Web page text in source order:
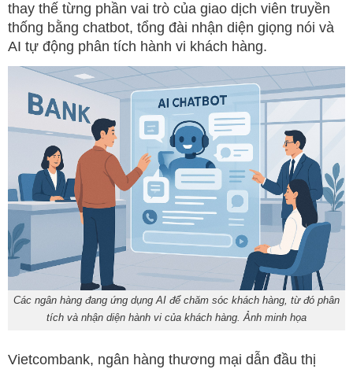
thay thế từng phần vai trò của giao dịch viên truyền
thống bằng chatbot, tổng đài nhận diện giọng nói và
AI tự động phân tích hành vi khách hàng.
Các ngân hàng đang ứng dụng AI để chăm sóc khách hàng, từ đó phân
tích và nhận diện hành vi của khách hàng. Ảnh minh họa
Vietcombank, ngân hàng thương mại dẫn đầu thị